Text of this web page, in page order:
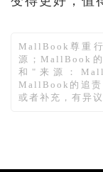
MallBook尊重
源；MallBook
和"来源：
MallBook的追责
或者补充，有异